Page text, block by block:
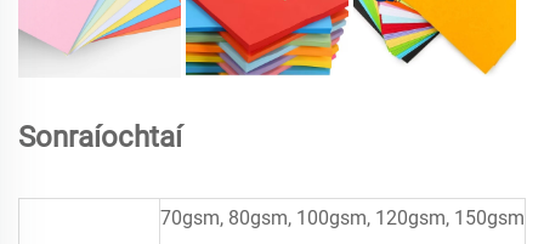
Sonraíochtaí
70gsm, 80gsm, 100gsm, 120gsm, 150gsm